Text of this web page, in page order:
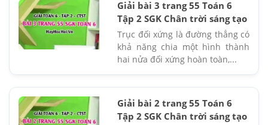
Giải bài 3 trang 55 Toán 6
Tập 2 SGK Chân trời sáng tạo
Trục đối xứng là đường thẳng có
khả năng chia một hình thành
hai nửa đối xứng hoàn toàn,...
Giải bài 2 trang 55 Toán 6
Tập 2 SGK Chân trời sáng tạo